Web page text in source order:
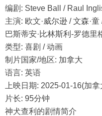
编剧: Steve Ball / Raul
主演: 欧文·威尔逊 / 文森·
巴斯蒂安·比林斯利-罗德里
类型: 喜剧 / 动画
制片国家/地区: 加拿大
语言: 英语
上映日期: 2025-01-16(加拿
片长: 95分钟
神犬查利的剧情简介